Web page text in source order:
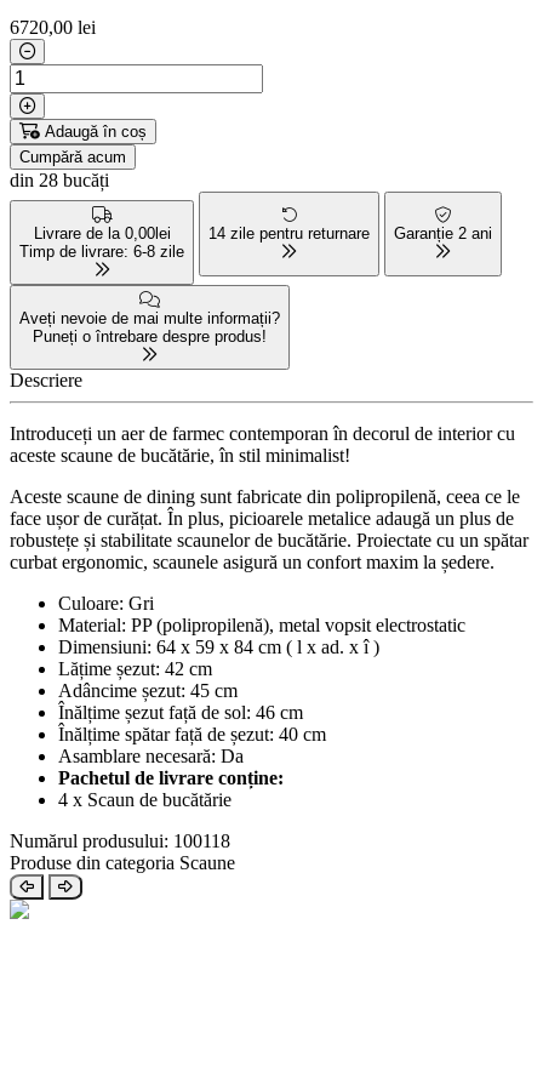
6720,00 lei
Adaugă în coș
Cumpără acum
din 28 bucăți
Livrare de la 0,00lei
Timp de livrare: 6-8 zile
14 zile pentru returnare Garanție 2 ani
Aveți nevoie de mai multe informații?
Puneți o întrebare despre produs!
Descriere
Introduceți un aer de farmec contemporan în decorul de interior cu
aceste scaune de bucătărie, în stil minimalist!
Aceste scaune de dining sunt fabricate din polipropilenă, ceea ce le
face ușor de curățat. În plus, picioarele metalice adaugă un plus de
robustețe și stabilitate scaunelor de bucătărie. Proiectate cu un spătar
curbat ergonomic, scaunele asigură un confort maxim la ședere.
Culoare: Gri
Material: PP (polipropilenă), metal vopsit electrostatic
Dimensiuni: 64 x 59 x 84 cm ( l x ad. x î )
Lățime șezut: 42 cm
Adâncime șezut: 45 cm
Înălțime șezut față de sol: 46 cm
Înălțime spătar față de șezut: 40 cm
Asamblare necesară: Da
Pachetul de livrare conține:
4 x Scaun de bucătărie
Numărul produsului: 100118
Produse din categoria Scaune